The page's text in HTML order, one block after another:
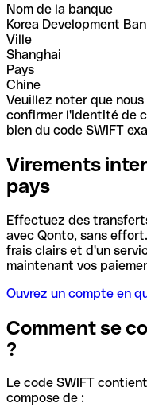
Nom de la banque
Korea Development
Ville
Shanghai
Pays
Chine
Veuillez noter que nous
confirmer l'identité de
bien du code SWIFT
Virements
pays
Effectuez des
avec Qonto, sans
frais clairs et d'un
maintenant vos
Ouvrez un compte en
Comment se
?
Le code SWIFT
compose de :